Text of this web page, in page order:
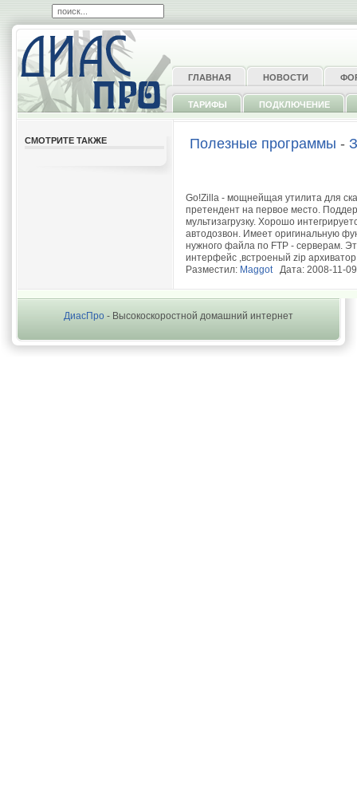
ГЛАВНАЯ НОВОСТИ
ТАРИФЫ ПОДКЛЮЧЕНИЕ
СМОТРИТЕ ТАКЖЕ Полезные программы -
Go!Zilla - мощнейщая утилита для
претендент на первое место.
мультизагрузку. Хорошо
автодозвон. Имеет оригинальную
нужного файла по FTP - серверам.
интерфейс ,встроеный zip
Разместил: MaggotДата: 2008-11-
ДиасПро - Высокоскоростной домашний интернет